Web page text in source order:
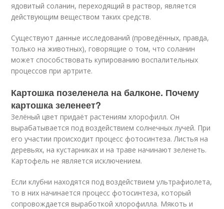
ядовитый соланин, переходящий в раствор, является
действующим веществом таких средств.
Существуют данные исследований (проведённых, правда,
только на животных), говорящие о том, что соланин
может способствовать купированию воспалительных
процессов при артрите.
Картошка позеленела на балконе. Почему
картошка зеленеет?
Зелёный цвет придаёт растениям хлорофилл. Он
вырабатывается под воздействием солнечных лучей. При
его участии происходит процесс фотосинтеза. Листья на
деревьях, на кустарниках и на траве начинают зеленеть.
Картофель не является исключением.
Если клубни находятся под воздействием ультрафиолета,
то в них начинается процесс фотосинтеза, который
сопровождается выработкой хлорофилла. Мякоть и